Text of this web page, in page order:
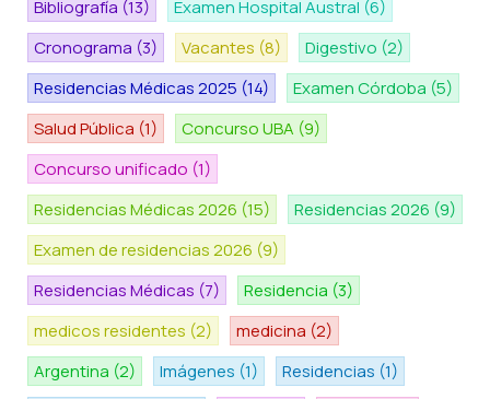
Bibliografía (13) Examen Hospital Austral (6)
Cronograma (3) Vacantes (8) Digestivo (2)
Residencias Médicas 2025 (14) Examen Córdoba (5)
Salud Pública (1) Concurso UBA (9)
Concurso unificado (1)
Residencias Médicas 2026 (15) Residencias 2026 (9)
Examen de residencias 2026 (9)
Residencias Médicas (7) Residencia (3)
medicos residentes (2) medicina (2)
Argentina (2) Imágenes (1) Residencias (1)